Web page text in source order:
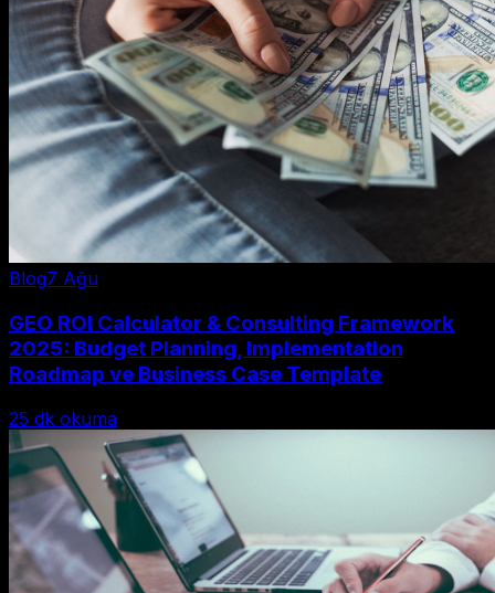
Blog7 Ağu
GEO ROI Calculator & Consulting Framework
2025: Budget Planning, Implementation
Roadmap ve Business Case Template
25 dk okuma